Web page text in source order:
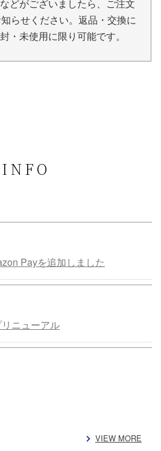
どがございましたら、ご注文
らせください。返品・交換に
・未使用に限り可能です。
INFO
Payを追加しました
ニューアル
VIEW MORE